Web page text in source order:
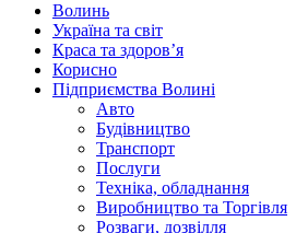
Волинь
Україна та світ
Краса та здоров’я
Корисно
Підприємства Волині
Авто
Будівництво
Транспорт
Послуги
Техніка, обладнання
Виробництво та Торгівля
Розваги, дозвілля